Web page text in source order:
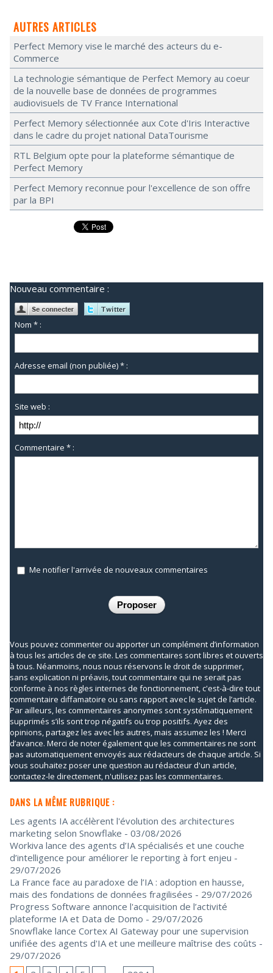
AUTRES ARTICLES
Perfect Memory vise le marché des acteurs du e-
Commerce
La technologie sémantique de Perfect Memory au coeur
de la nouvelle base de données de programmes
audiovisuels de TV France International
Perfect Memory sélectionnée aux Cote d'Iris Interactive
dans le cadre du projet national DataTourisme
RTL Belgium opte pour la plateforme sémantique de
Perfect Memory
Perfect Memory reconnue pour l'excellence de son offre
par la BPI
Nouveau commentaire :
Nom * :
Adresse email (non publiée) * :
Site web :
Commentaire * :
Me notifier l'arrivée de nouveaux commentaires
Vous pouvez commenter ou apporter un complément d’information
à tous les articles de ce site. Les commentaires sont libres et ouverts
à tous. Néanmoins, nous nous réservons le droit de supprimer,
sans explication ni préavis, tout commentaire qui ne serait pas
conforme à nos règles internes de fonctionnement, c'est-à-dire tout
commentaire diffamatoire ou sans rapport avec le sujet de l’article.
Par ailleurs, les commentaires anonymes sont systématiquement
supprimés s’ils sont trop négatifs ou trop positifs. Ayez des
opinions, partagez les avec les autres, mais assumez les ! Merci
d’avance. Merci de noter également que les commentaires ne sont
pas automatiquement envoyés aux rédacteurs de chaque article. Si
vous souhaitez poser une question au rédacteur d'un article,
contactez-le directement, n'utilisez pas les commentaires.
DANS LA MÊME RUBRIQUE :
Les agents IA accélèrent l'évolution des architectures
marketing selon Snowflake - 03/08/2026
Workiva lance des agents d’IA spécialisés et une couche
d’intelligence pour améliorer le reporting à fort enjeu -
29/07/2026
La France face au paradoxe de l’IA : adoption en hausse,
mais des fondations de données fragilisées - 29/07/2026
Progress Software annonce l'acquisition de l’activité
plateforme IA et Data de Domo - 29/07/2026
Snowflake lance Cortex AI Gateway pour une supervision
unifiée des agents d'IA et une meilleure maîtrise des coûts -
29/07/2026